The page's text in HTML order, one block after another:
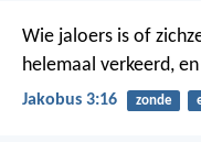
Wie jaloers is of
helemaal verkeerd,
Jakobus 3:16 zonde